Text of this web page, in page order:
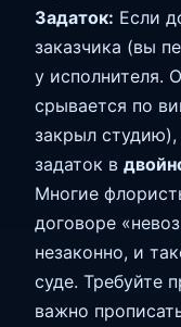
Задаток: Если
заказчика (вы
у исполнителя.
срывается по
закрыл студию),
задаток в
Многие
договоре
незаконно, и
суде. Требуйте
важно